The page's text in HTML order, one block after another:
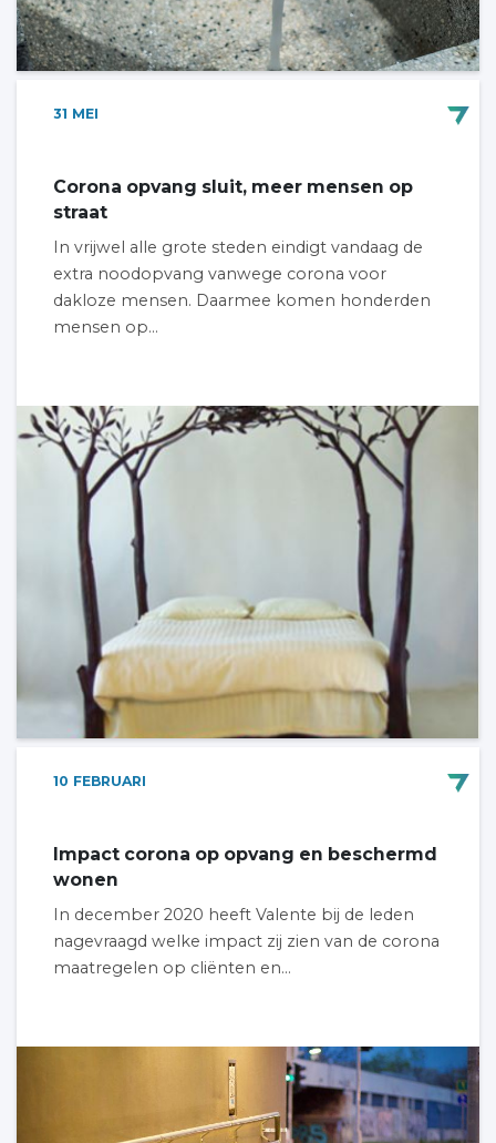
31 MEI
Corona opvang sluit, meer mensen op
straat
In vrijwel alle grote steden eindigt vandaag de
extra noodopvang vanwege corona voor
dakloze mensen. Daarmee komen honderden
mensen op...
10 FEBRUARI
Impact corona op opvang en beschermd
wonen
In december 2020 heeft Valente bij de leden
nagevraagd welke impact zij zien van de corona
maatregelen op cliënten en...